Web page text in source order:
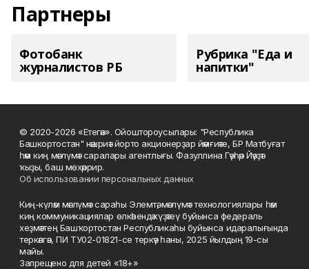
Партнеры
Фотобанк
журналистов РБ
Рубрика "Еда и
напитки"
© 2020-2026 «Етегән». Ойоштороусылары: "Республика
Башкортостан" нәшриәт йорто акционерҙар йәмғиәте, БР Матбуғат
һәм киң мәғлүмәт саралары агентлығы. Фазуллина Гәүһәр Йәүҙәт
ҡыҙы, баш мөхәррир.
Об использовании персональных данных
Киң-күләм мәғлүмәт сараһы Элемтә, мәғлүмәт технологиялары һәм
киң коммуникациялар өлкәһендә күҙәтеү буйынса федераль
хеҙмәттең Башҡортостан Республикаһы буйынса идаралығында
теркәлгән, ПИ ТУ02-01821-се теркәү һаны, 2025 йылдың 19-сы
майы.
Запрещено для детей «18+»